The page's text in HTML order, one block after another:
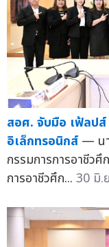
สอศ. จับมือ เฟ้ลปส์
อิเล็กทรอนิกส์ — น
กรรมการการอาชีว
การอาชีวศึก... 30 มิ.